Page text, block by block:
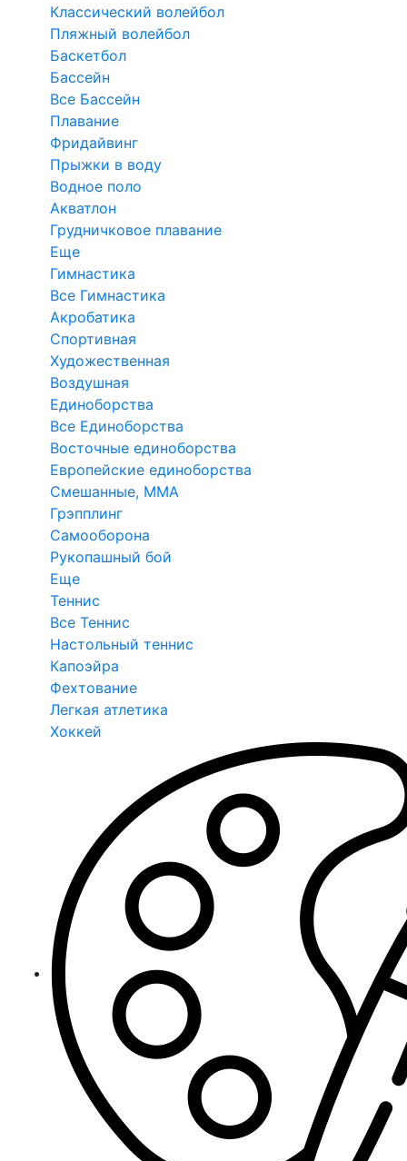
Классический волейбол
Пляжный волейбол
Баскетбол
Бассейн
Все Бассейн
Плавание
Фридайвинг
Прыжки в воду
Водное поло
Акватлон
Грудничковое плавание
Еще
Гимнастика
Все Гимнастика
Акробатика
Спортивная
Художественная
Воздушная
Единоборства
Все Единоборства
Восточные единоборства
Европейские единоборства
Смешанные, ММА
Грэпплинг
Самооборона
Рукопашный бой
Еще
Теннис
Все Теннис
Настольный теннис
Капоэйра
Фехтование
Легкая атлетика
Хоккей